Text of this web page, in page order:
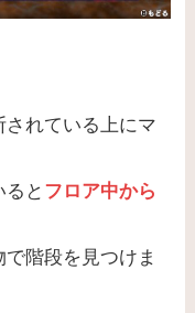
れている上にマ
と フロア中から
階段を見つけま